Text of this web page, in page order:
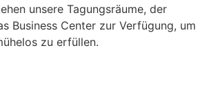
unsere Tagungsräume, der
Business Center zur Verfügung, um
zu erfüllen.